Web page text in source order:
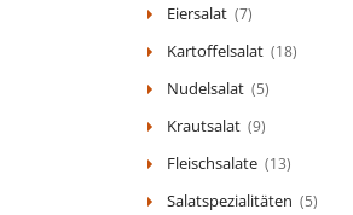
Eiersalat (7)
Kartoffelsalat (18)
Nudelsalat (5)
Krautsalat (9)
Fleischsalate (13)
Salatspezialitäten (5)